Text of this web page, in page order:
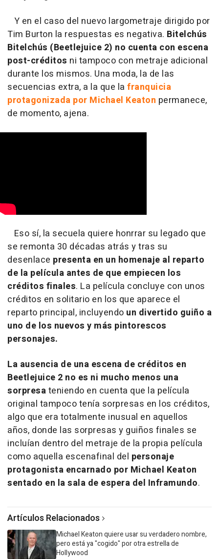
Y en el caso del nuevo largometraje dirigido por
Tim Burton la respuestas es negativa. Bitelchús
Bitelchús (Beetlejuice 2) no cuenta con escena
post-créditos ni tampoco con metraje adicional
durante los mismos. Una moda, la de las
secuencias extra, a la que la franquicia
protagonizada por Michael Keaton permanece,
de momento, ajena.
Eso sí, la secuela quiere honrrar su legado que
se remonta 30 décadas atrás y tras su
desenlace presenta en un homenaje al reparto
de la película antes de que empiecen los
créditos finales. La película concluye con unos
créditos en solitario en los que aparece el
reparto principal, incluyendo un divertido guiño a
uno de los nuevos y más pintorescos
personajes.
La ausencia de una escena de créditos en
Beetlejuice 2 no es ni mucho menos una
sorpresateniendo en cuenta que la película
original tampoco tenía sorpresas en los créditos,
algo que era totalmente inusual en aquellos
años, donde las sorpresas y guiños finales se
incluían dentro del metraje de la propia película
como aquella escenafinal del personaje
protagonista encarnado por Michael Keaton
sentado en la sala de espera del Inframundo.
Artículos Relacionados
Michael Keaton quiere usar su verdadero nombre,
pero está ya "cogido" por otra estrella de
Hollywood